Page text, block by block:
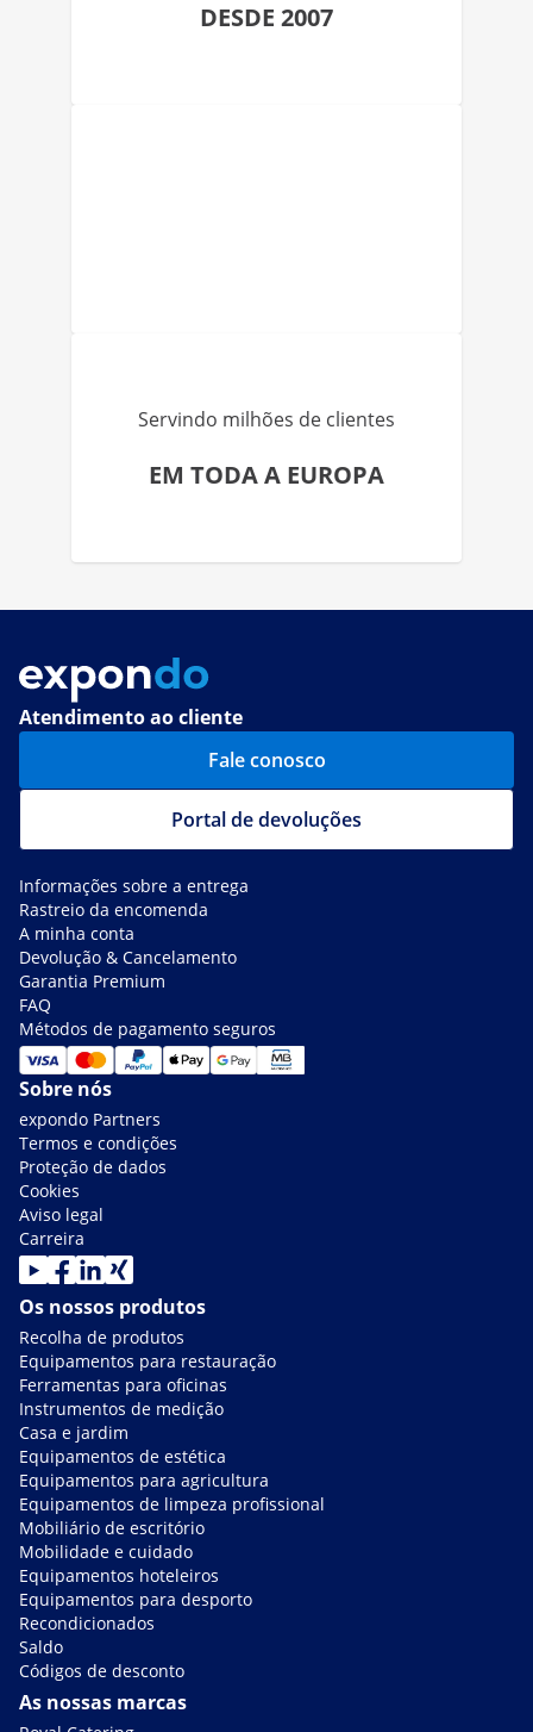
DESDE 2007
Servindo milhões de clientes
EM TODA A EUROPA
Atendimento ao cliente
Fale conosco
Portal de devoluções
Informações sobre a entrega
Rastreio da encomenda
A minha conta
Devolução & Cancelamento
Garantia Premium
FAQ
Métodos de pagamento seguros
Sobre nós
expondo Partners
Termos e condições
Proteção de dados
Cookies
Aviso legal
Carreira
Os nossos produtos
Recolha de produtos
Equipamentos para restauração
Ferramentas para oficinas
Instrumentos de medição
Casa e jardim
Equipamentos de estética
Equipamentos para agricultura
Equipamentos de limpeza profissional
Mobiliário de escritório
Mobilidade e cuidado
Equipamentos hoteleiros
Equipamentos para desporto
Recondicionados
Saldo
Códigos de desconto
As nossas marcas